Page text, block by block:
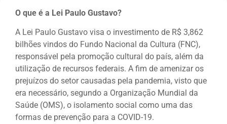
O que é a Lei Paulo Gustavo?
A Lei Paulo Gustavo visa o investimento de R$ 3,862
bilhões vindos do Fundo Nacional da Cultura (FNC),
responsável pela promoção cultural do país, além da
utilização de recursos federais. A fim de amenizar os
prejuízos do setor causadas pela pandemia, visto que
era necessário, segundo a Organização Mundial da
Saúde (OMS), o isolamento social como uma das
formas de prevenção para a COVID-19.